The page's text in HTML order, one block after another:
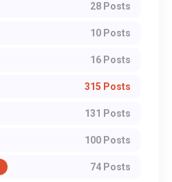
28 Posts
10 Posts
16 Posts
315 Posts
131 Posts
100 Posts
74 Posts